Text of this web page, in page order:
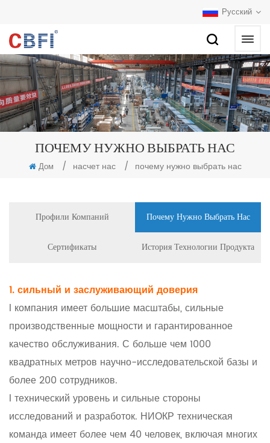
Русский
ПОЧЕМУ НУЖНО ВЫБРАТЬ НАС
Дом / насчет нас / почему нужно выбрать нас
Профили Компаний Почему Нужно Выбрать Нас
Сертификаты История Технологии Продукта
1. сильный и заслуживающий доверия
l компания имеет большие масштабы, сильные
производственные мощности и гарантированное
качество обслуживания. С больше чем 1000
квадратных метров научно-исследовательской базы и
более 200 сотрудников.
l технический уровень и сильные стороны
исследований и разработок. НИОКР техническая
команда имеет более чем 40 человек, включая многих